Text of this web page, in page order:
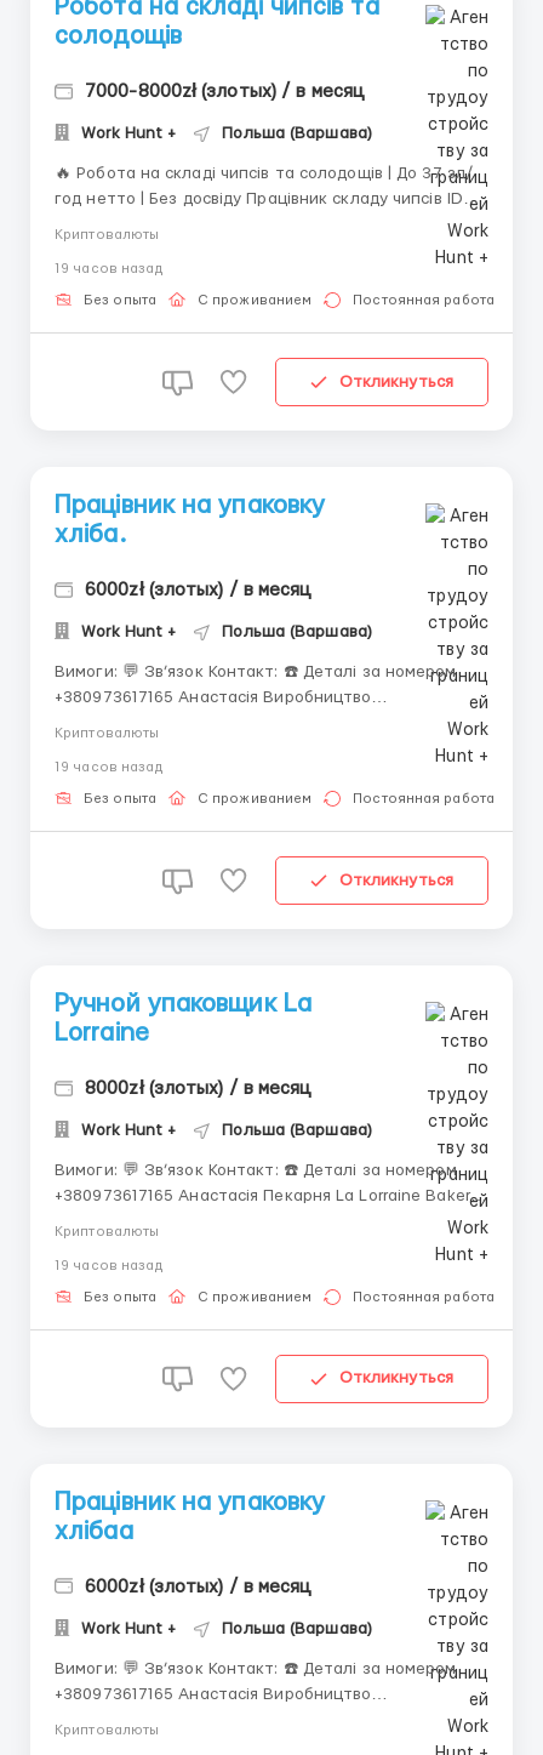
Робота на складі чипсів та
солодощів
7000-8000zł (злотых) / в месяц
Work Hunt + Польша (Варшава)
🔥 Робота на складі чипсів та солодощів | До 37 зл/
год нетто | Без досвіду Працівник складу чипсів IDL
продукції, де здійснюється пакування та сортування
чипсів і цукерок. Робота чиста, нескладна та не
потребує досвіду чи знання польської мови...
Криптовалюты
19 часов назад
Без опыта С проживанием Постоянная работа
Откликнуться
Працівник на упаковку
хліба.
6000zł (злотых) / в месяц
Work Hunt + Польша (Варшава)
Вимоги: 💬 Зв’язок Контакт: ☎️ Деталі за номером
+380973617165 Анастасія Виробництво
💶 Заробітна плата: 24 зл/год і 26,25 зл/год – при
проживанні у власному житлі В середньому виходить
5000-6000 злотих! 📍 Лока...
Криптовалюты
19 часов назад
Без опыта С проживанием Постоянная работа
Откликнуться
Ручной упаковщик La
Lorraine
8000zł (злотых) / в месяц
Work Hunt + Польша (Варшава)
Вимоги: 💬 Зв’язок Контакт: ☎️ Деталі за номером
+380973617165 Анастасія Пекарня La Lorraine Bakery
хлебобулочные закуски. Ссылка на сайт компании -
Рабочее предложение примечательно стабильным
графиком, большим количеством рабочих часов,
Криптовалюты
19 часов назад
Без опыта С проживанием Постоянная работа
Откликнуться
Працівник на упаковку
хлібаа
6000zł (злотых) / в месяц
Work Hunt + Польша (Варшава)
Вимоги: 💬 Зв’язок Контакт: ☎️ Деталі за номером
+380973617165 Анастасія Виробництво
💶 Заробітна плата: 24 зл/год і 26,25 зл/год – при
Криптовалюты